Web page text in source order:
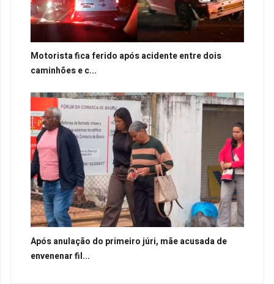
Motorista fica ferido após acidente entre dois
caminhões e c...
Após anulação do primeiro júri, mãe acusada de
envenenar fil...